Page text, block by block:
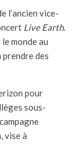
l’ancien vice-
Live Earth.
monde au
prendre des
pour
sous-
vise à